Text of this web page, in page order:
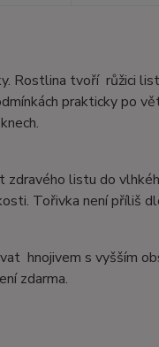
Rostlina tvoří růžici
prakticky po
listu do
Tořivka není příliš
hnojivem s vyšším
zdarma.